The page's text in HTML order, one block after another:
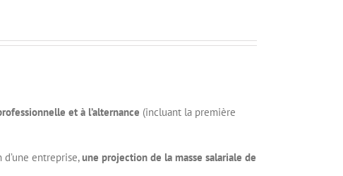
et à l’alternance (incluant la première
d’une entreprise,une projection de la masse salariale de